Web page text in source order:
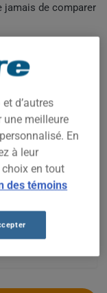
jamais de comparer
d’autres
meilleure
En
à leur
en tout
des témoins